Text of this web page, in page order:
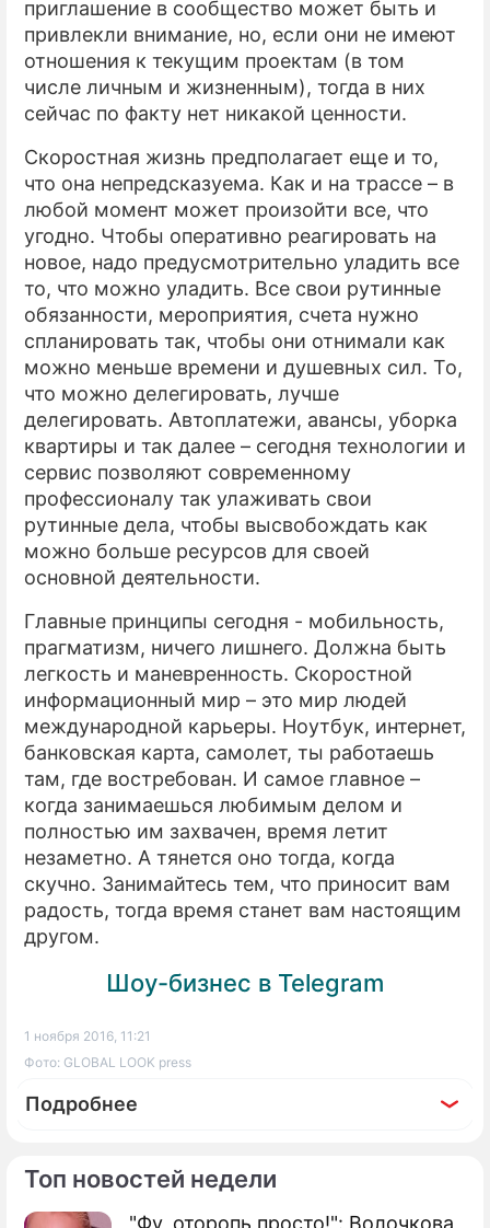
Топ новостей недели
"Фу, оторопь просто!": Волочкова
приглашение в сообщество может быть и
привлекли внимание, но, если они не имеют
отношения к текущим проектам (в том
числе личным и жизненным), тогда в них
сейчас по факту нет никакой ценности.
Скоростная жизнь предполагает еще и то,
что она непредсказуема. Как и на трассе – в
любой момент может произойти все, что
угодно. Чтобы оперативно реагировать на
новое, надо предусмотрительно уладить все
то, что можно уладить. Все свои рутинные
обязанности, мероприятия, счета нужно
спланировать так, чтобы они отнимали как
можно меньше времени и душевных сил. То,
что можно делегировать, лучше
делегировать. Автоплатежи, авансы, уборка
квартиры и так далее – сегодня технологии и
сервис позволяют современному
профессионалу так улаживать свои
рутинные дела, чтобы высвобождать как
можно больше ресурсов для своей
основной деятельности.
Главные принципы сегодня - мобильность,
прагматизм, ничего лишнего. Должна быть
легкость и маневренность. Скоростной
информационный мир – это мир людей
международной карьеры. Ноутбук, интернет,
банковская карта, самолет, ты работаешь
там, где востребован. И самое главное –
когда занимаешься любимым делом и
полностью им захвачен, время летит
незаметно. А тянется оно тогда, когда
скучно. Занимайтесь тем, что приносит вам
радость, тогда время станет вам настоящим
другом.
Шоу-бизнес в Telegram
1 ноября 2016, 11:21
Фото: GLOBAL LOOK press
Подробнее